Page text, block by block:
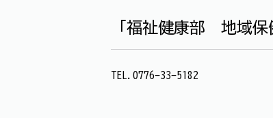
「福祉健康部 地域保
TEL.0776-33-5182